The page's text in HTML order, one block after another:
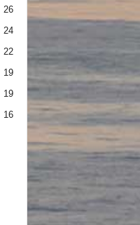
26
24
22
19
19
16